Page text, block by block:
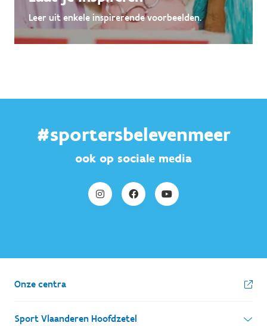
Leer uit enkele inspirerende voorbeelden.
#sportersbelevenmeer
ook op sociale media
Onze centra
Sport Vlaanderen Hoofdzetel